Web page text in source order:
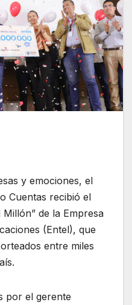
y emociones, el
Cuentas recibió el
de la Empresa
(Entel), que
entre miles
por el gerente